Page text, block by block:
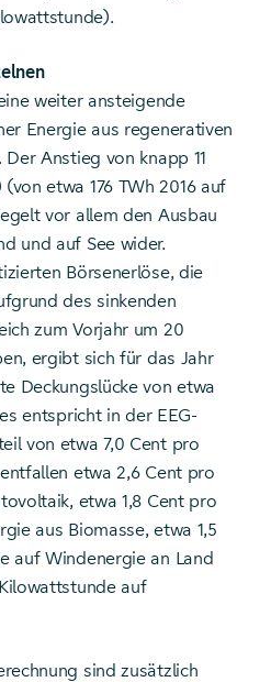
weiter ansteigende
Energie aus regenerativen
Anstieg von knapp 11
etwa 176 TWh 2016 auf
vor allem den Ausbau
und auf See wider.
Börsenerlöse, die
des sinkenden
zum Vorjahr um 20
ergibt sich für das Jahr
Deckungslücke von etwa
entspricht in der EEG-
von etwa 7,0 Cent pro
etwa 2,6 Cent pro
etwa 1,8 Cent pro
aus Biomasse, etwa 1,5
auf Windenergie an Land
auf
sind zusätzlich